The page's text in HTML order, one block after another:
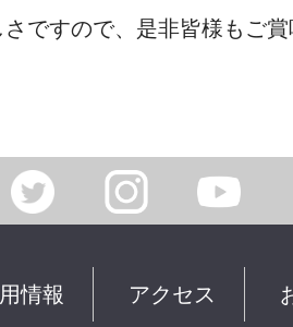
ですので、是非皆様もご賞
情報 アクセス